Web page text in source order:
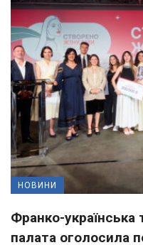
НОВИНИ
Франко-
палата оголосила